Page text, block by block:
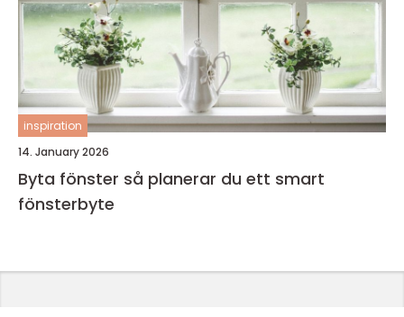
inspiration
14. January 2026
Byta fönster så planerar du ett smart
fönsterbyte